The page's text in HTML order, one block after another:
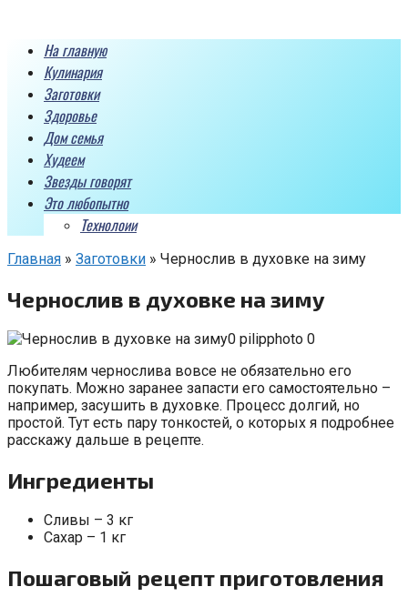
контентуНа главную
Кулинария
Заготовки
Здоровье
Дом семья
Худеем
Звезды говорят
Это любопытно
Технолоии
Главная » Заготовки » Чернослив в духовке на зиму
Чернослив в духовке на зиму
pilipphoto 0
Любителям чернослива вовсе не обязательно его
покупать. Можно заранее запасти его самостоятельно –
например, засушить в духовке. Процесс долгий, но
простой. Тут есть пару тонкостей, о которых я подробнее
расскажу дальше в рецепте.
Ингредиенты
Сливы – 3 кг
Сахар – 1 кг
Пошаговый рецепт приготовления